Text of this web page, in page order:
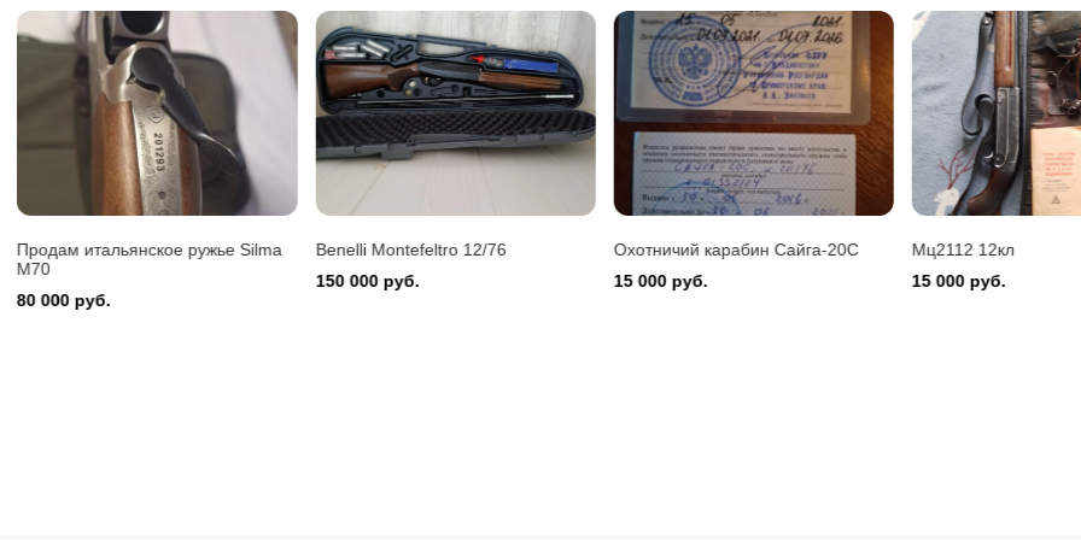
Benelli Montefeltro 12/76
150 000 руб.
Охотничий карабин Сайга-20С
15 000 руб.
Мц2112 12кл
15 000 руб.
Ружьё мр-43
30 000 руб.
Benelli Montefeltro 12/76
150 000 руб.